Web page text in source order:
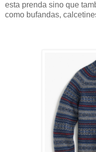
esta prenda sino que
como bufandas,